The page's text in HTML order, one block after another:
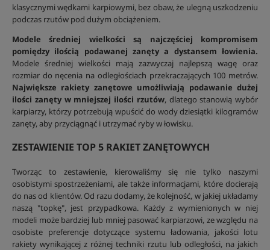
klasycznymi wędkami karpiowymi, bez obaw, że ulegną uszkodzeniu
podczas rzutów pod dużym obciążeniem.
Modele średniej wielkości są najczęściej kompromisem
pomiędzy ilością podawanej zanęty a dystansem łowienia.
Modele średniej wielkości mają zazwyczaj najlepszą wagę oraz
rozmiar do nęcenia na odległościach przekraczających 100 metrów.
Największe rakiety zanętowe umożliwiają podawanie dużej
ilości zanęty w mniejszej ilości rzutów, dlatego stanowią wybór
karpiarzy, którzy potrzebują wpuścić do wody dziesiątki kilogramów
zanęty, aby przyciągnąć i utrzymać ryby w łowisku.
ZESTAWIENIE TOP 5 RAKIET ZANĘTOWYCH
Tworząc to zestawienie, kierowaliśmy się nie tylko naszymi
osobistymi spostrzeżeniami, ale także informacjami, które docierają
do nas od klientów. Od razu dodamy, że kolejność, w jakiej układamy
naszą "topkę", jest przypadkowa. Każdy z wymienionych w niej
modeli może bardziej lub mniej pasować karpiarzowi, ze względu na
osobiste preferencje dotyczące systemu ładowania, jakości lotu
rakiety wynikającej z różnej techniki rzutu lub odległości, na jakich